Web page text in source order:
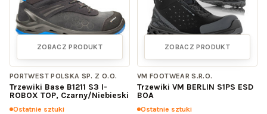
ZOBACZ PRODUKT
PORTWEST POLSKA SP. Z O.O.
Trzewiki Base B1211 S3 I-
ROBOX TOP, Czarny/Niebieski
Ostatnie sztuki
ZOBACZ PRODUKT
VM FOOTWEAR S.R.O.
Trzewiki VM BERLIN S1PS ESD
BOA
Ostatnie sztuki